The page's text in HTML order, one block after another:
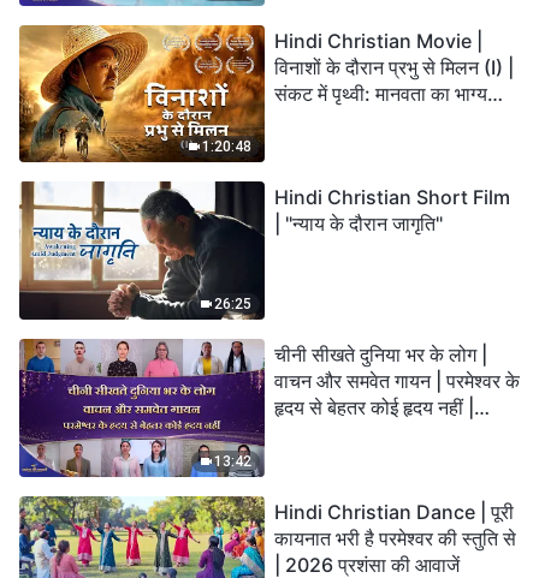
1:20:48
Hindi Christian Movie |
विनाशों के दौरान प्रभु से मिलन (I) |
संकट में पृथ्वी: मानवता का भाग्य
26:25
Hindi Christian Short Film
| "न्याय के दौरान जागृति"
13:42
चीनी सीखते दुनिया भर के लोग |
वाचन और समवेत गायन | परमेश्वर के
हृदय से बेहतर कोई हृदय नहीं |
Hindi Christian Dance | पूरी
कायनात भरी है परमेश्वर की स्तुति से
| 2026 प्रशंसा की आवाजें